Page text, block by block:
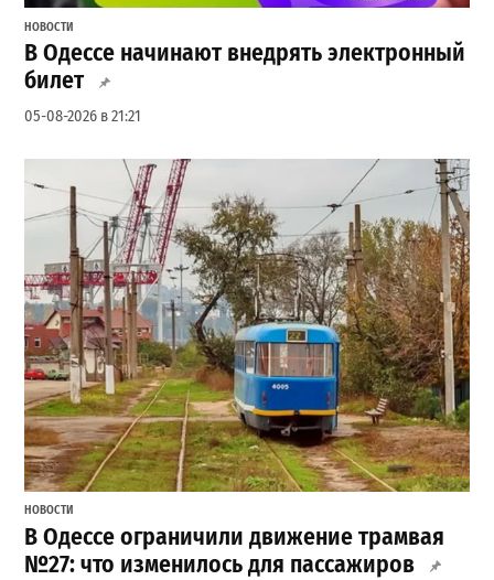
НОВОСТИ
В Одессе начинают внедрять электронный
билет
05-08-2026 в 21:21
НОВОСТИ
В Одессе ограничили движение трамвая
№27: что изменилось для пассажиров